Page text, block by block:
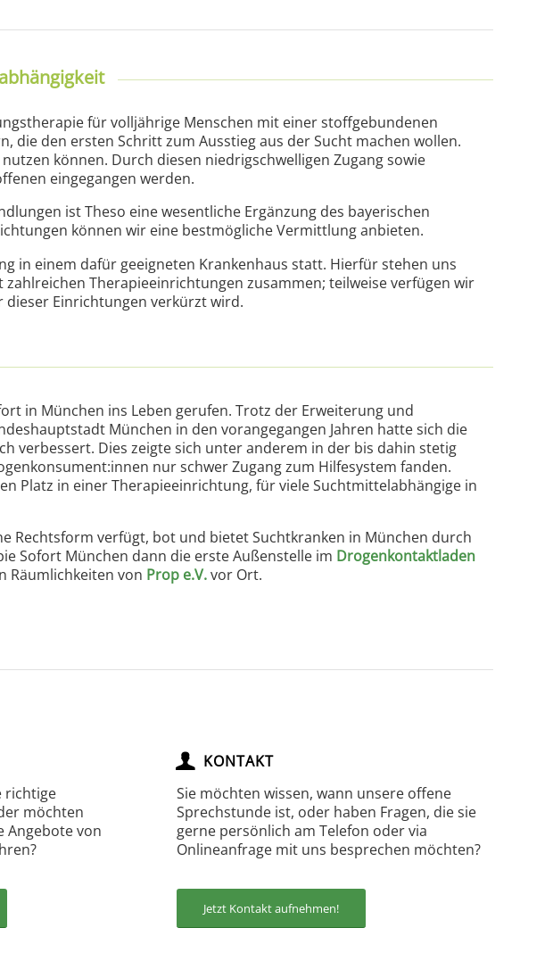
für volljährige Menschen mit einer stoffgebundenen
die den ersten Schritt zum Ausstieg aus der Sucht machen wollen.
können. Durch diesen niedrigschwelligen Zugang sowie
eingegangen werden.
ist Theso eine wesentliche Ergänzung des bayerischen
können wir eine bestmögliche Vermittlung anbieten.
in einem dafür geeigneten Krankenhaus statt. Hierfür stehen uns
Therapieeinrichtungen zusammen; teilweise verfügen wir
Einrichtungen verkürzt wird.
in München ins Leben gerufen. Trotz der Erweiterung und
München in den vorangegangen Jahren hatte sich die
verbessert. Dies zeigte sich unter anderem in der bis dahin stetig
nur schwer Zugang zum Hilfesystem fanden.
Platz in einer Therapieeinrichtung, für viele Suchtmittelabhängige in
Rechtsform verfügt, bot und bietet Suchtkranken in München durch
Sofort München dann die erste Außenstelle im Drogenkontaktladen
Räumlichkeiten von Prop e.V.vor Ort.
richtige
möchten
Angebote von
KONTAKT
Sie möchten wissen, wann unsere offene
Sprechstunde ist, oder haben Fragen, die sie
gerne persönlich am Telefon oder via
Onlineanfrage mit uns besprechen möchten?
Jetzt Kontakt aufnehmen!